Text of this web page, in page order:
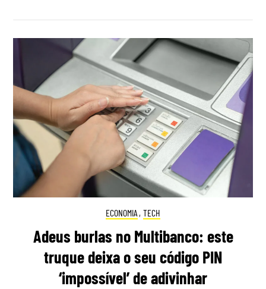
ECONOMIA , TECH
Adeus burlas no Multibanco: este
truque deixa o seu código PIN
‘impossível’ de adivinhar